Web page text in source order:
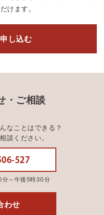
けます。
し込む
・ご相談
なことはできる？
談ください。
527
～午後5時30分
わせ